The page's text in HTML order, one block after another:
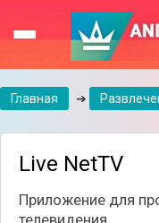
Главная ➔
Live NetTV
Приложение для
телевидения.